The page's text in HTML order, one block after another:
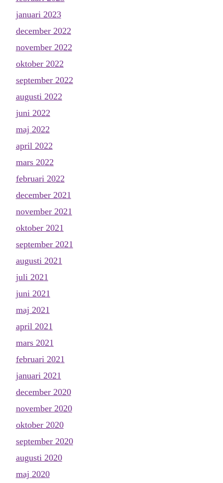
januari 2023
december 2022
november 2022
oktober 2022
september 2022
augusti 2022
juni 2022
maj 2022
april 2022
mars 2022
februari 2022
december 2021
november 2021
oktober 2021
september 2021
augusti 2021
juli 2021
juni 2021
maj 2021
april 2021
mars 2021
februari 2021
januari 2021
december 2020
november 2020
oktober 2020
september 2020
augusti 2020
maj 2020